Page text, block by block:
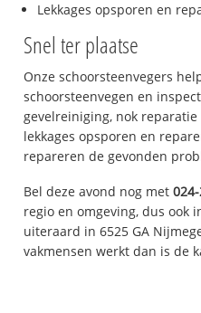
Lekkages opsporen en
Snel ter plaatse
Onze schoorsteenvegers
schoorsteenvegen en
gevelreiniging, nok
lekkages opsporen en
repareren de gevonden
Bel deze avond nog met
regio en omgeving, dus ook
uiteraard in 6525 GA
vakmensen werkt dan is de